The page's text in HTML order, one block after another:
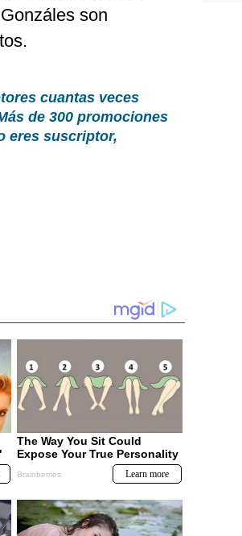
son
cuantas veces
de 300 promociones
eres suscriptor,